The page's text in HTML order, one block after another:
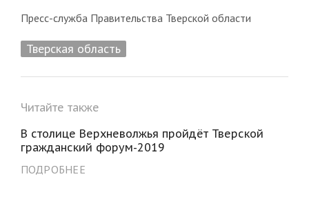
Пресс-служба Правительства Тверской области
Тверская область
Читайте также
В столице Верхневолжья пройдёт Тверской
гражданский форум-2019
ПОДРОБНЕЕ